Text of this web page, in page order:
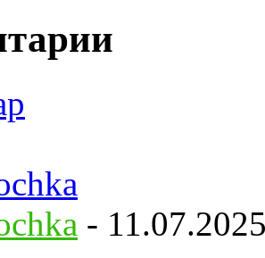
-